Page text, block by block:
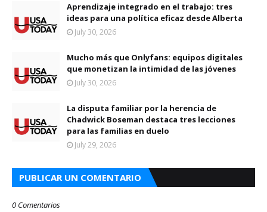
Aprendizaje integrado en el trabajo: tres
ideas para una política eficaz desde Alberta
July 30, 2026
Mucho más que Onlyfans: equipos digitales
que monetizan la intimidad de las jóvenes
July 30, 2026
La disputa familiar por la herencia de
Chadwick Boseman destaca tres lecciones
para las familias en duelo
July 29, 2026
PUBLICAR UN COMENTARIO
0 Comentarios